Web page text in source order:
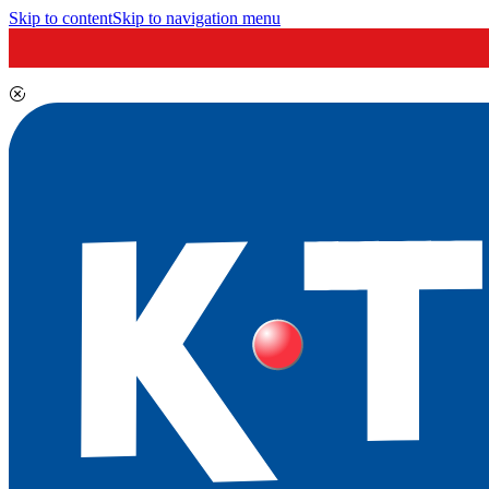
Skip to contentSkip to navigation menu